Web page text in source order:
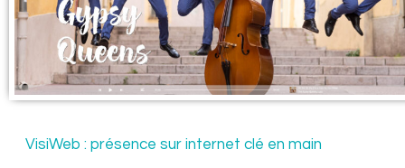
VisiWeb : présence sur internet clé en main